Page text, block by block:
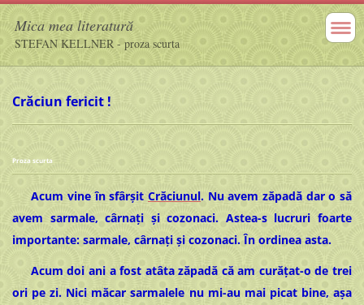
Mica mea literatură
STEFAN KELLNER - proza scurta
Crăciun fericit !
Proza scurta
Acum vine în sfârșitCrăciunul. Nu avem zăpadă dar o să
avem sarmale, cârnați și cozonaci. Astea-s lucruri foarte
importante: sarmale, cârnați și cozonaci. În ordinea asta.
Acum doi ani a fost atâta zăpadă că am curățat-o de trei
ori pe zi. Nici măcar sarmalele nu mi-au mai picat bine, așa